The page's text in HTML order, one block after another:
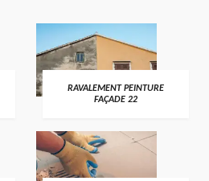
RAVALEMENT PEINTURE
FAÇADE 22